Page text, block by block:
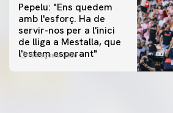
Pepelu: "Ens quedem
amb l'esforç. Ha de
servir-nos per a l'inici
de lliga a Mestalla, que
l'estem esperant"
08 agosto 2026
PRIMER EQUIP
📸 #ValenciaNUFC
PRIMER EQUIP
MESTALLA 📍